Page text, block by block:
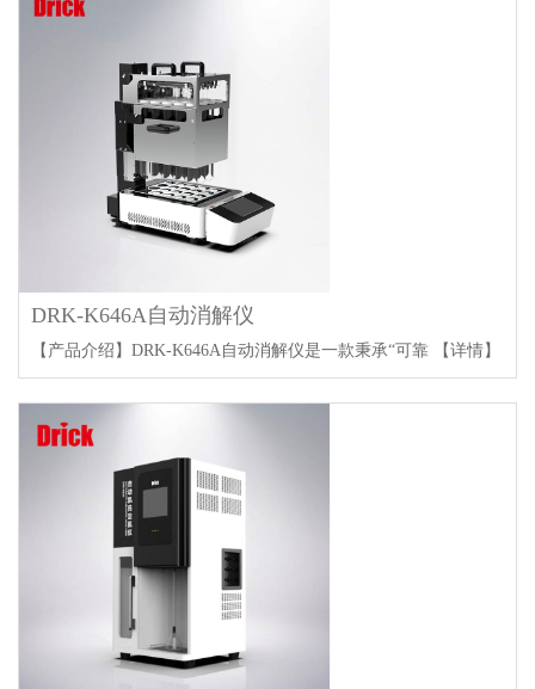
DRK-K646A自动消解仪
【产品介绍】DRK-K646A自动消解仪是一款秉承“可靠 【详情】